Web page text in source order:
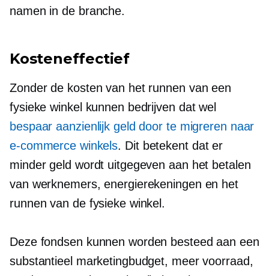
namen in de branche.
Kosteneffectief
Zonder de kosten van het runnen van een
fysieke winkel kunnen bedrijven dat wel
bespaar aanzienlijk geld door te migreren naar
e-commerce winkels. Dit betekent dat er
minder geld wordt uitgegeven aan het betalen
van werknemers, energierekeningen en het
runnen van de fysieke winkel.
Deze fondsen kunnen worden besteed aan een
substantieel marketingbudget, meer voorraad,